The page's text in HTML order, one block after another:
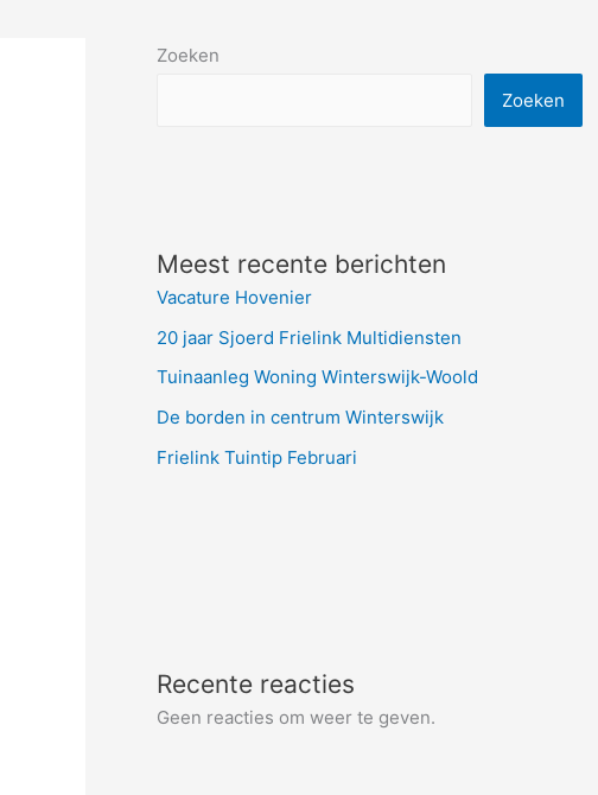
Zoeken
Zoeken
Meest recente berichten
Vacature Hovenier
20 jaar Sjoerd Frielink Multidiensten
Tuinaanleg Woning Winterswijk-Woold
De borden in centrum Winterswijk
Frielink Tuintip Februari
Recente reacties
Geen reacties om weer te geven.